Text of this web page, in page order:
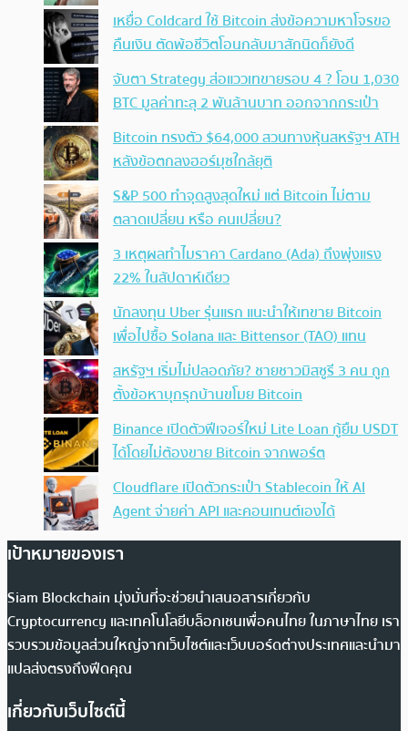
เหยื่อ Coldcard ใช้ Bitcoin ส่งข้อความหาโจรขอ
คืนเงิน ตัดพ้อชีวิตโอนกลับมาสักนิดก็ยังดี
จับตา Strategy ส่อแววเทขายรอบ 4 ? โอน 1,030
BTC มูลค่าทะลุ 2 พันล้านบาท ออกจากกระเป๋า
Bitcoin ทรงตัว $64,000 สวนทางหุ้นสหรัฐฯ ATH
หลังข้อตกลงฮอร์มุซใกล้ยุติ
S&P 500 ทำจุดสูงสุดใหม่ แต่ Bitcoin ไม่ตาม
ตลาดเปลี่ยน หรือ คนเปลี่ยน?
3 เหตุผลทำไมราคา Cardano (Ada) ถึงพุ่งแรง
22% ในสัปดาห์เดียว
นักลงทุน Uber รุ่นแรก แนะนำให้เทขาย Bitcoin
เพื่อไปซื้อ Solana และ Bittensor (TAO) แทน
สหรัฐฯ เริ่มไม่ปลอดภัย? ชายชาวมิสซูรี 3 คน ถูก
ตั้งข้อหาบุกรุกบ้านขโมย Bitcoin
Binance เปิดตัวฟีเจอร์ใหม่ Lite Loan กู้ยืม USDT
ได้โดยไม่ต้องขาย Bitcoin จากพอร์ต
Cloudflare เปิดตัวกระเป๋า Stablecoin ให้ AI
Agent จ่ายค่า API และคอนเทนต์เองได้
เป้าหมายของเรา
Siam Blockchain มุ่งมั่นที่จะช่วยนำเสนอสารเกี่ยวกับ
Cryptocurrency และเทคโนโลยีบล็อกเชนเพื่อคนไทย ในภาษาไทย เรา
รวบรวมข้อมูลส่วนใหญ่จากเว็บไซต์และเว็บบอร์ดต่างประเทศและนำมา
แปลส่งตรงถึงฟีดคุณ
เกี่ยวกับเว็บไซต์นี้